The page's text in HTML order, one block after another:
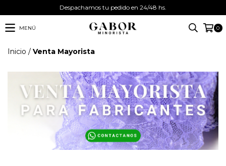
Despachamos tu pedido en 24/48 hs.
MENÚ 0
Inicio / Venta Mayorista